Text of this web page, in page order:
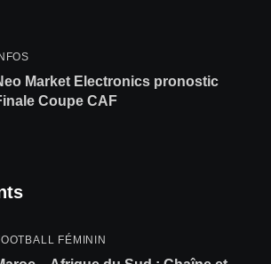
INFOS
Market Electronics pronostic
Coupe CAF
FÉMININ